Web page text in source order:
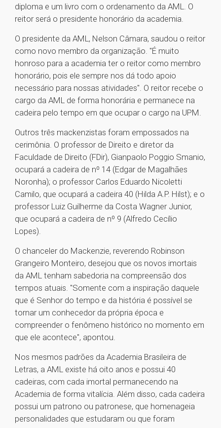
diploma e um livro com o ordenamento da AML. O
reitor será o presidente honorário da academia.
O presidente da AML, Nelson Câmara, saudou o reitor
como novo membro da organização. "É muito
honroso para a academia ter o reitor como membro
honorário, pois ele sempre nos dá todo apoio
necessário para nossas atividades". O reitor recebe o
cargo da AML de forma honorária e permanece na
cadeira pelo tempo em que ocupar o cargo na UPM.
Outros três mackenzistas foram empossados na
cerimônia. O professor de Direito e diretor da
Faculdade de Direito (FDir), Gianpaolo Poggio Smanio,
ocupará a cadeira de n⁰ 14 (Edgar de Magalhães
Noronha); o professor Carlos Eduardo Nicoletti
Camilo, que ocupará a cadeira 40 (Hilda A.P. Hilst); e o
professor Luiz Guilherme da Costa Wagner Junior,
que ocupará a cadeira de nº 9 (Alfredo Cecílio
Lopes).
O chanceler do Mackenzie, reverendo Robinson
Grangeiro Monteiro, desejou que os novos imortais
da AML tenham sabedoria na compreensão dos
tempos atuais. "Somente com a inspiração daquele
que é Senhor do tempo e da história é possível se
tornar um conhecedor da própria época e
compreender o fenômeno histórico no momento em
que ele acontece", apontou.
Nos mesmos padrões da Academia Brasileira de
Letras, a AML existe há oito anos e possui 40
cadeiras, com cada imortal permanecendo na
Academia de forma vitalícia. Além disso, cada cadeira
possui um patrono ou patronese, que homenageia
personalidades que estudaram ou que foram